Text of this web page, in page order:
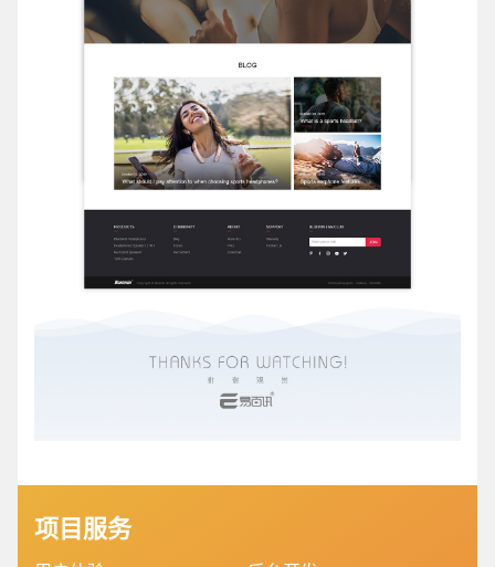
项目服务
创意品牌型网站 · 标准企业官网建设
电商及系统平台开发 · 微信小程序开发